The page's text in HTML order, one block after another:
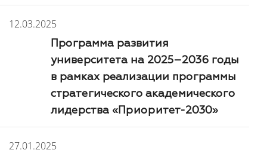
12.03.2025
Программа развития
университета на 2025–2036 годы
в рамках реализации программы
стратегического академического
лидерства «Приоритет-2030»
27.01.2025